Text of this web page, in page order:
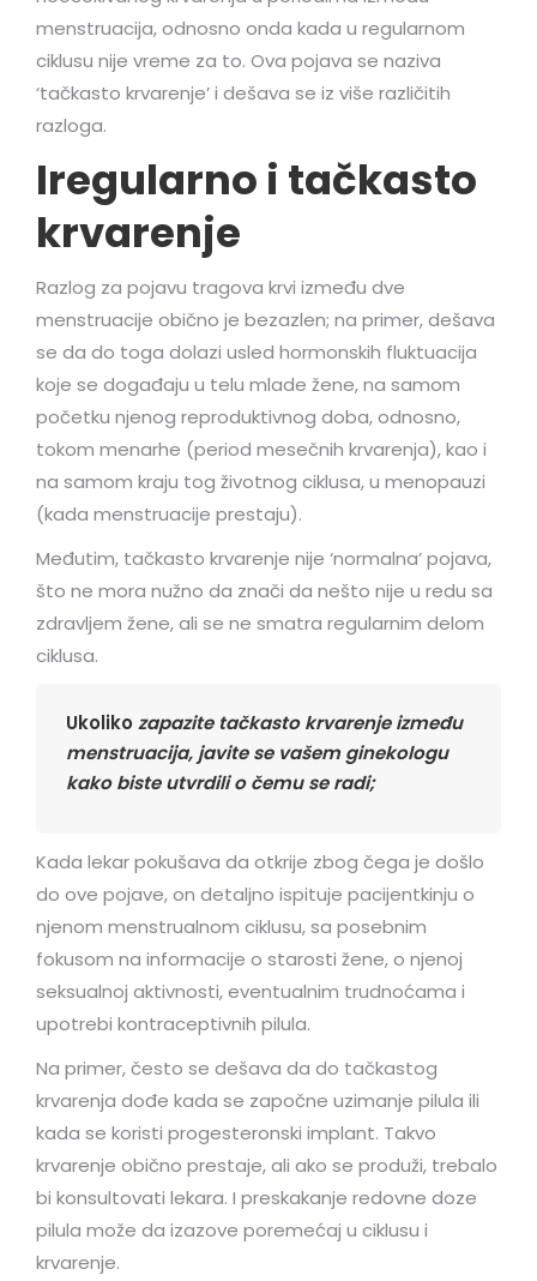
menstruacija, odnosno onda kada u regularnom
ciklusu nije vreme za to. Ova pojava se naziva
‘tačkasto krvarenje’ i dešava se iz više različitih
razloga.
Iregularno i tačkasto
krvarenje
Razlog za pojavu tragova krvi između dve
menstruacije obično je bezazlen; na primer, dešava
se da do toga dolazi usled hormonskih fluktuacija
koje se događaju u telu mlade žene, na samom
početku njenog reproduktivnog doba, odnosno,
tokom menarhe (period mesečnih krvarenja), kao i
na samom kraju tog životnog ciklusa, u menopauzi
(kada menstruacije prestaju).
Međutim, tačkasto krvarenje nije ‘normalna’ pojava,
što ne mora nužno da znači da nešto nije u redu sa
zdravljem žene, ali se ne smatra regularnim delom
ciklusa.
Ukoliko zapazite tačkasto krvarenje između
menstruacija, javite se vašem ginekologu
kako biste utvrdili o čemu se radi;
Kada lekar pokušava da otkrije zbog čega je došlo
do ove pojave, on detaljno ispituje pacijentkinju o
njenom menstrualnom ciklusu, sa posebnim
fokusom na informacije o starosti žene, o njenoj
seksualnoj aktivnosti, eventualnim trudnoćama i
upotrebi kontraceptivnih pilula.
Na primer, često se dešava da do tačkastog
krvarenja dođe kada se započne uzimanje pilula ili
kada se koristi progesteronski implant. Takvo
krvarenje obično prestaje, ali ako se produži, trebalo
bi konsultovati lekara. I preskakanje redovne doze
pilula može da izazove poremećaj u ciklusu i
krvarenje.